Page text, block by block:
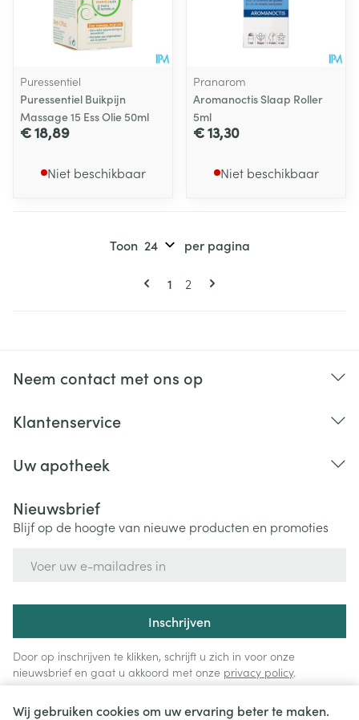
Wij gebruiken cookies om uw ervaring beter te maken.
Puressentiel
Puressentiel Buikpijn
Massage 15 Ess Olie 50ml
€ 18,89
Niet beschikbaar
Pranarom
Aromanoctis Slaap Roller
5ml
€ 13,30
Niet beschikbaar
Pagina's
U lees momenteel pagina
1 Pagina
2
Toon per pagina
Neem contact met ons op
Klantenservice
Uw apotheek
Nieuwsbrief
Blijf op de hoogte van nieuwe producten en promoties
Inschrijven
Door op inschrijven te klikken, schrijft u zich in voor onze
nieuwsbrief en gaat u akkoord met onze privacy policy.